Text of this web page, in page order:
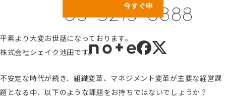
03-5213-6888
今すぐ申し込む！
平素より大変お世話になっております。
株式会社シェイク池田です。
不安定な時代が続き、組織変革、マネジメント変革が主要な経営課
題となる中、以下のような課題をお持ちではないでしょうか？